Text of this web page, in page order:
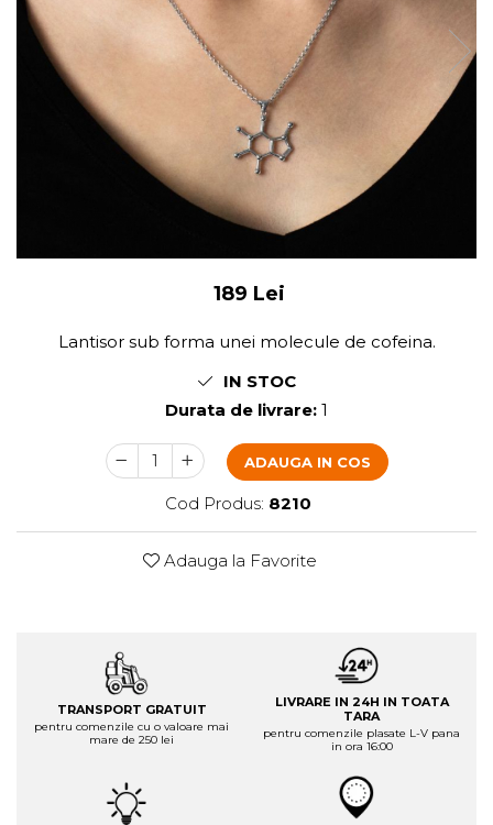
189 Lei
Lantisor sub forma unei molecule de cofeina.
IN STOC
Durata de livrare: 1
ADAUGA IN COS
Cod Produs: 8210
Adauga la Favorite
TRANSPORT GRATUIT
pentru comenzile cu o valoare mai
mare de 250 lei
LIVRARE IN 24H IN TOATA
TARA
pentru comenzile plasate L-V pana
in ora 16:00